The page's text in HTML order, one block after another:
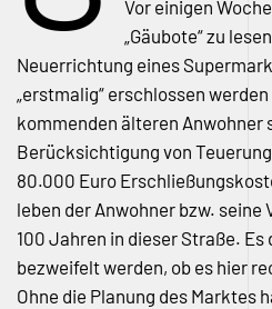
Vor einigen
„Gäubote“ zu
Neuerrichtung eines
„erstmalig“ erschlossen
kommenden älteren Anwohner
Berücksichtigung von
80.000 Euro
leben der Anwohner bzw. seine
100 Jahren in dieser Straße.
bezweifelt werden, ob es hier
Ohne die Planung des Marktes